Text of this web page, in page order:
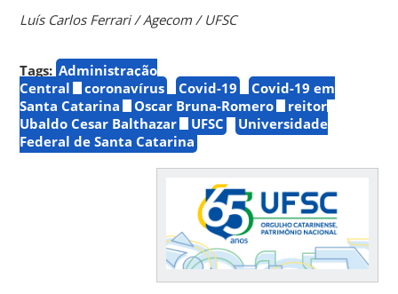
Luís Carlos Ferrari / Agecom / UFSC
Tags: Administração
Central
coronavírus Covid-19
Covid-19 em
Santa Catarina
Oscar Bruna-Romero
reitor
Ubaldo Cesar Balthazar
UFSC
Universidade
Federal de Santa Catarina